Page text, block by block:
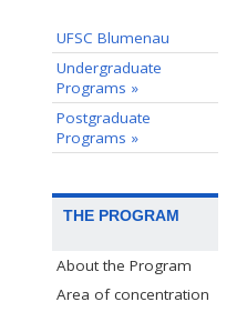
UFSC Blumenau
Undergraduate
Programs »
Postgraduate
Programs »
THE PROGRAM
About the Program
Area of concentration